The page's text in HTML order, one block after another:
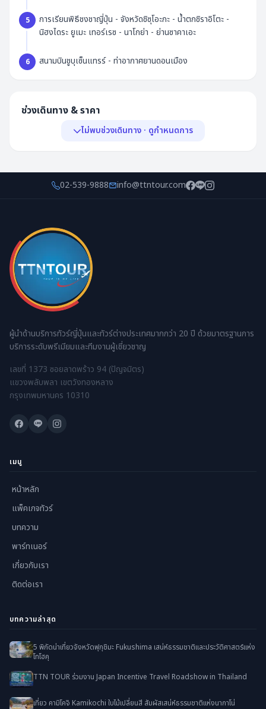
5
การเรียนพิธีชงชาญี่ปุ่น - จังหวัดชิซุโอะกะ - น้ำตกชิราอิโตะ -
นิฮงไดระ ยูเมะ เทอร์เรซ - นาโกย่า - ย่านซาคาเอะ
6 สนามบินชูบุเซ็นแทรร์ - ท่าอากาศยานดอนเมือง
ช่วงเดินทาง & ราคา
พีเรียด & ราคา กำหนดการ
ไม่พบช่วงเดินทาง · ดูกำหนดการ
02-539-9888 info@ttntour.com
ผู้นำด้านบริการทัวร์ญี่ปุ่นและทัวร์ต่างประเทศมากกว่า 20 ปี ด้วยมาตรฐานการ
บริการระดับพรีเมียมและทีมงานผู้เชี่ยวชาญ
เลขที่ 1373 ซอยลาดพร้าว 94 (ปัญจมิตร)
แขวงพลับพลา เขตวังทองหลาง
กรุงเทพมหานคร 10310
เมนู
หน้าหลัก
แพ็คเกจทัวร์
บทความ
พาร์ทเนอร์
เกี่ยวกับเรา
ติดต่อเรา
บทความล่าสุด
5 พิกัดน่าเที่ยวจังหวัดฟุกุชิมะ Fukushima เสน่ห์ธรรมชาติและประวัติศาสตร์แห่ง
โทโฮคุ
TTN TOUR ร่วมงาน Japan Incentive Travel Roadshow in Thailand
เที่ยว คามิโคจิ Kamikochi ใบไม้เปลี่ยนสี สัมผัสเสน่ห์ธรรมชาติแห่งนากาโน่